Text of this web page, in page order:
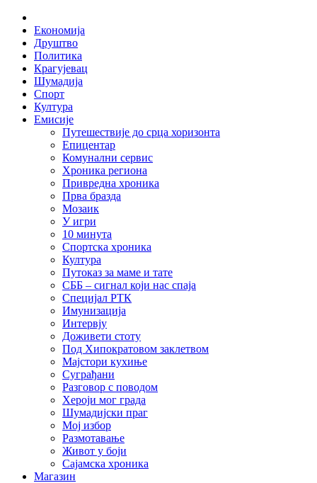
Skip
content
Економија
Друштво
Политика
Крагујевац
Шумадија
Спорт
Култура
Емисије
Путешествије до срца хоризонта
Епицентар
Комунални сервис
Хроника региона
Привредна хроника
Прва бразда
Мозаик
У игри
10 минута
Спортска хроника
Култура
Путоказ за маме и тате
СББ – сигнал који нас спаја
Специјал РТК
Имунизација
Интервју
Доживети стоту
Под Хипократовом заклетвом
Мајстори кухиње
Суграђани
Разговор с поводом
Хероји мог града
Шумадијски праг
Мој избор
Размотавање
Живот у боји
Сајамска хроника
Магазин